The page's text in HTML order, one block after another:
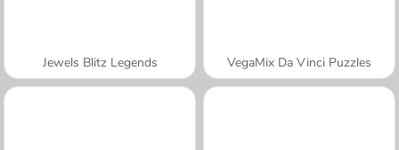
Jewels Blitz Legends VegaMix Da Vinci Puzzles